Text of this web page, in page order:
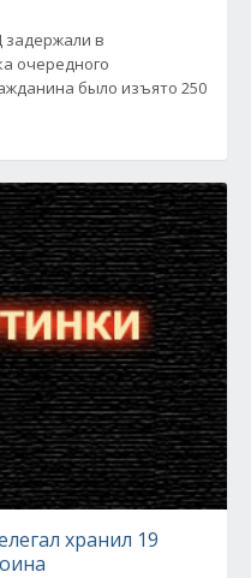
задержали в
очередного
было изъято 250
хранил 19